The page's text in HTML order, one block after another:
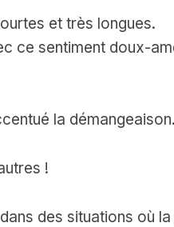
et très longues.
ce sentiment doux-
la démangeaison.
!
des situations où